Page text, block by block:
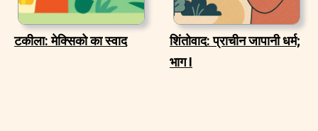
टकीला: मेक्सिको का स्वाद
शिंतोवाद: प्राचीन जापानी धर्म;
भाग I